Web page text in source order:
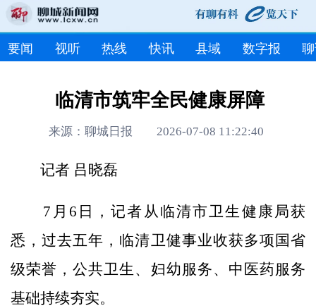
要闻 视听 热线 快讯 县域 数字报
临清市筑牢全民健康屏障
来源：聊城日报 2026-07-08 11:22:40
记者 吕晓磊
7月6日，记者从临清市卫生健康局获
悉，过去五年，临清卫健事业收获多项国省
级荣誉，公共卫生、妇幼服务、中医药服务
基础持续夯实。